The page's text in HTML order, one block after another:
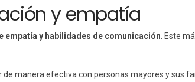
y empatía
empatía y habilidades de comunicación. Este
manera efectiva con personas mayores y sus